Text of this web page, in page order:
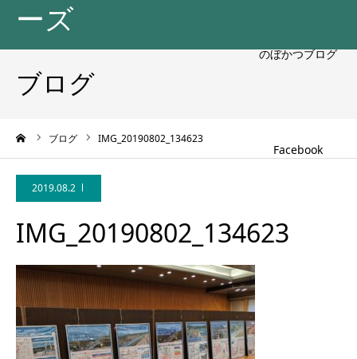
Facebook
ーズ
ブログ
ブログ IMG_20190802_134623
2019.08.2
IMG_20190802_134623